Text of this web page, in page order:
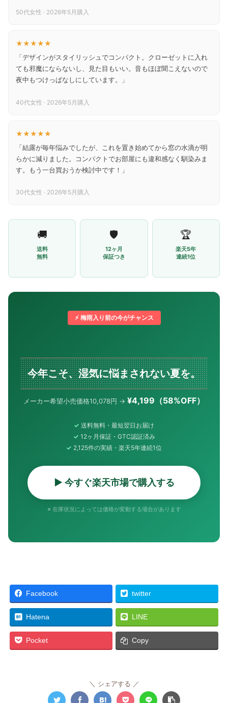
50代女性 · 2026年5月購入
★★★★★
「デザインがスタイリッシュでコンパクト。クローゼットに入れ
ても邪魔にならないし、見た目もいい。音もほぼ聞こえないので
夜中もつけっぱなしにしています。」
40代女性 · 2026年5月購入
★★★★★
「結露が毎年悩みでしたが、これを置き始めてから窓の水滴が明
らかに減りました。コンパクトでお部屋にも違和感なく馴染みま
す。もう一台買おうか検討中です！」
30代女性 · 2026年5月購入
🚚
送料
無料
🛡️
12ヶ月
保証つき
🏆
楽天5年
連続1位
⚡ 梅雨入り前の今がチャンス
今年こそ、湿気に悩まされない夏を。
メーカー希望小売価格10,078円 → ¥4,199（58%OFF）
送料無料・最短翌日お届け
12ヶ月保証・GTC認証済み
2,125件の実績・楽天5年連続1位
▶ 今すぐ楽天市場で購入する
※ 在庫状況によっては価格が変動する場合があります
Facebook twitter
Hatena LINE
Pocket Copy
シェアする